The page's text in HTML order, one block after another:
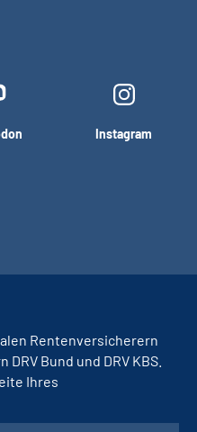
Instagram
Rentenversicherern
Bund und DRV KBS.
Ihres